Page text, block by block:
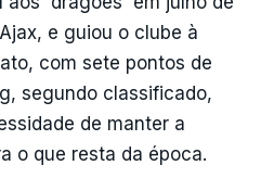
e guiou o clube à
com sete pontos de
segundo classificado,
de manter a
o que resta da época.